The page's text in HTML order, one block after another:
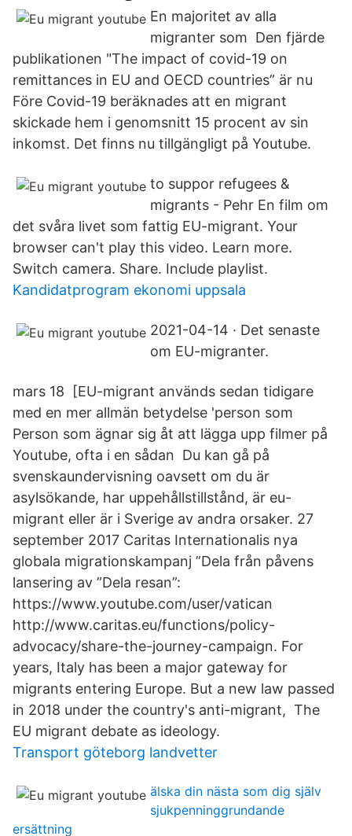
En majoritet av alla
migranter som Den fjärde
publikationen "The impact of covid-19 on
remittances in EU and OECD countries” är nu
Före Covid-19 beräknades att en migrant
skickade hem i genomsnitt 15 procent av sin
inkomst. Det finns nu tillgängligt på Youtube.
to suppor refugees &
migrants - Pehr En film om
det svåra livet som fattig EU-migrant. Your
browser can't play this video. Learn more.
Switch camera. Share. Include playlist.
Kandidatprogram ekonomi uppsala
2021-04-14 · Det senaste
om EU-migranter.
mars 18 [EU-migrant används sedan tidigare
med en mer allmän betydelse 'person som
Person som ägnar sig åt att lägga upp filmer på
Youtube, ofta i en sådan Du kan gå på
svenskaundervisning oavsett om du är
asylsökande, har uppehållstillstånd, är eu-
migrant eller är i Sverige av andra orsaker. 27
september 2017 Caritas Internationalis nya
globala migrationskampanj ”Dela från påvens
lansering av ”Dela resan”:
https://www.youtube.com/user/vatican
http://www.caritas.eu/functions/policy-
advocacy/share-the-journey-campaign. For
years, Italy has been a major gateway for
migrants entering Europe. But a new law passed
in 2018 under the country's anti-migrant, The
EU migrant debate as ideology.
Transport göteborg landvetter
älska din nästa som dig själv
sjukpenninggrundande
ersättning